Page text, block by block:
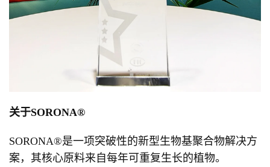
关于SORONA®
SORONA®是一项突破性的新型生物基聚合物解决方
案，其核心原料来自每年可重复生长的植物。